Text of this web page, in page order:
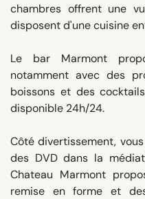
chambres offrent une
disposent d'une cuisine
Le bar Marmont
notamment avec des
boissons et des
disponible 24h/24.
Côté divertissement,
des DVD dans la
Chateau Marmont
remise en forme et